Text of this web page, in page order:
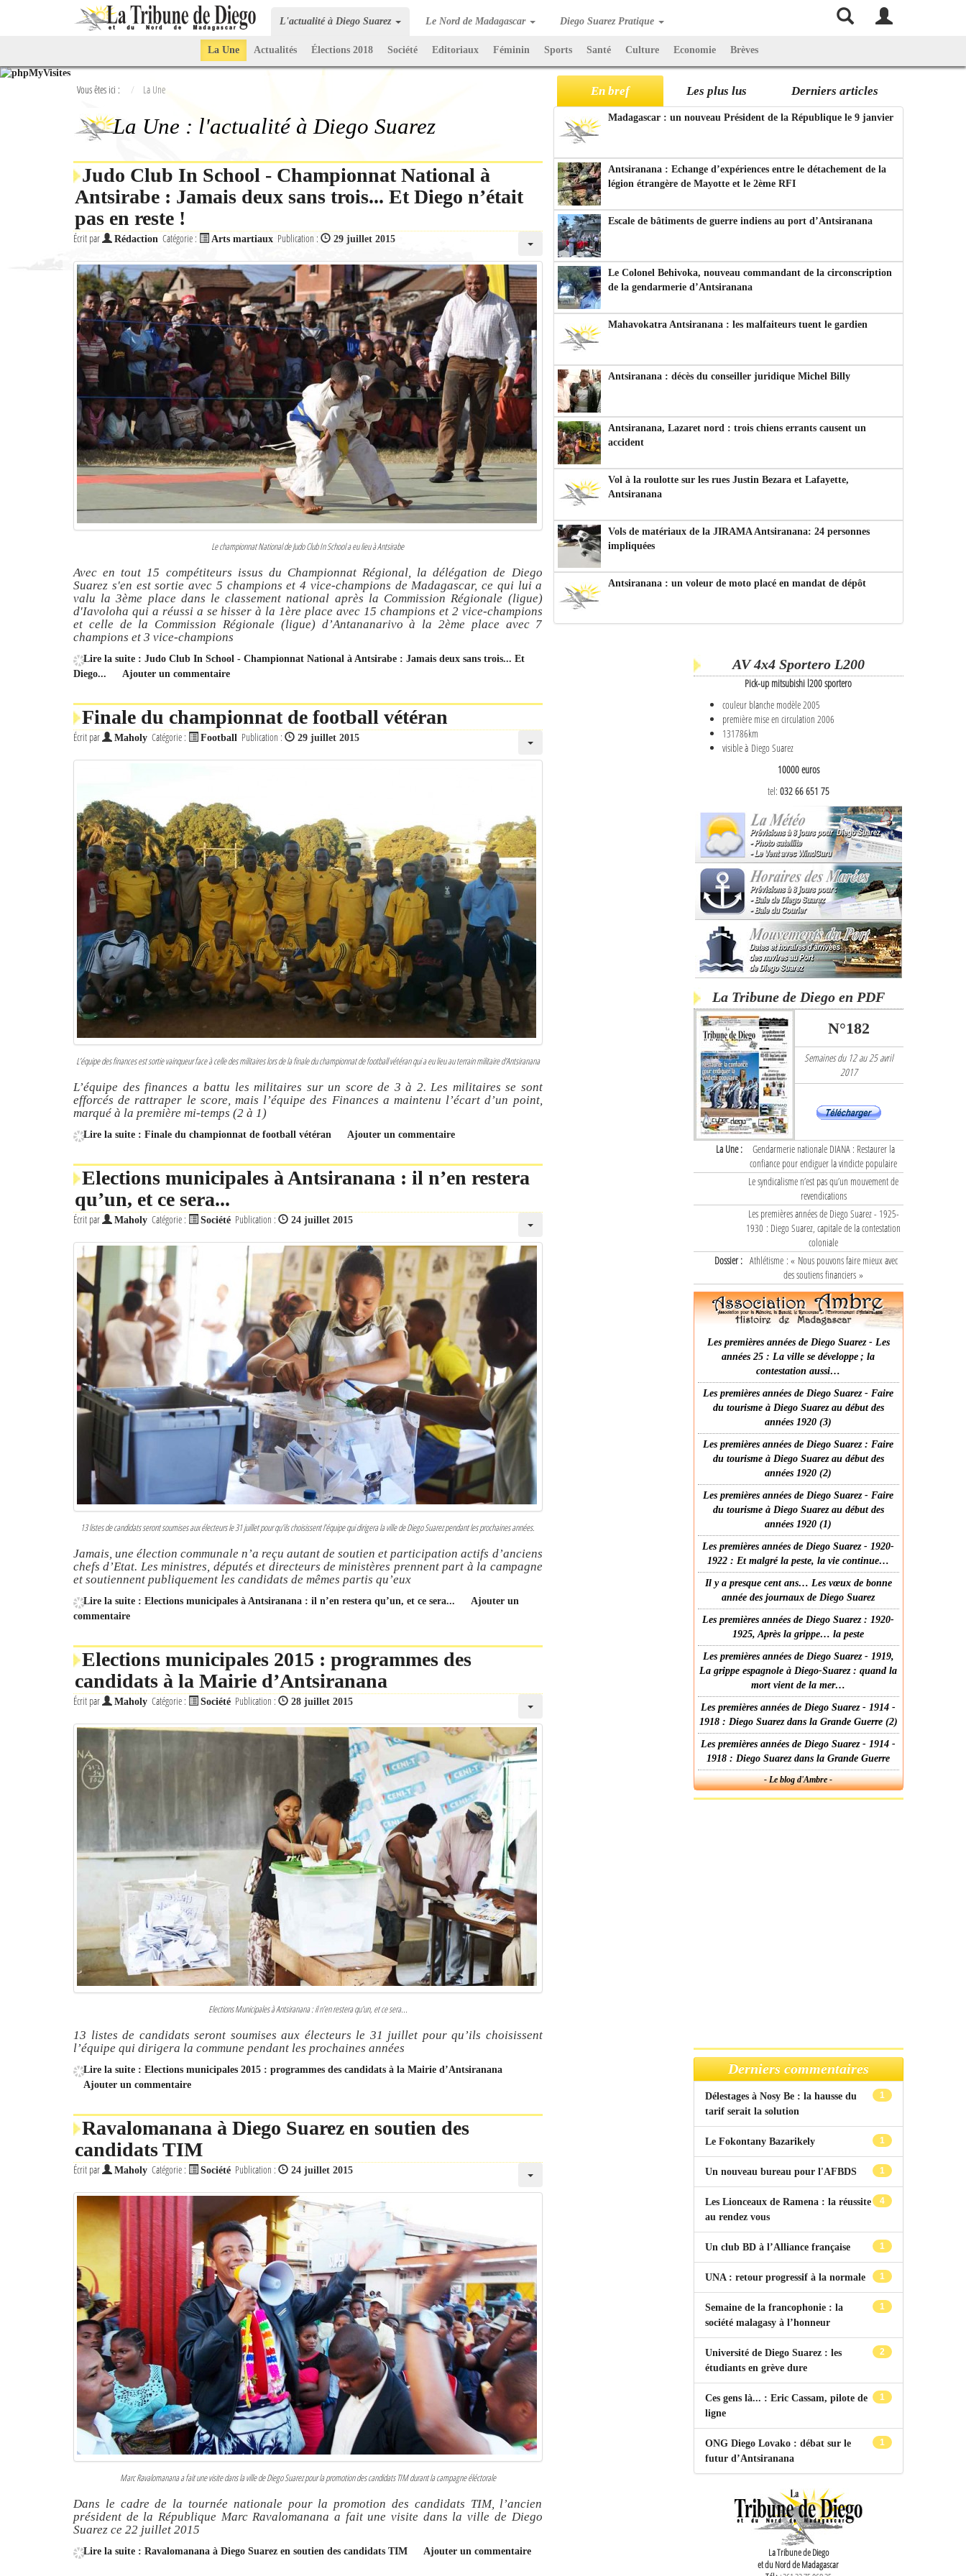
L'actualité à Diego Suarez Le Nord de Madagascar Diego Suarez Pratique
La Une Actualités Élections 2018 Société Editoriaux Féminin Sports Santé Culture Economie Brèves
Vous êtes ici : La Une
La Une : l'actualité à Diego Suarez
Judo Club In School - Championnat National à
Antsirabe : Jamais deux sans trois... Et Diego n’était
pas en reste !
Écrit par Rédaction Catégorie : Arts martiaux Publication : 29 juillet 2015
Le championnat National de Judo Club In School a eu lieu à Antsirabe
Avec en tout 15 compétiteurs issus du Championnat Régional, la délégation de Diego
Suarez s'en est sortie avec 5 champions et 4 vice-champions de Madagascar, ce qui lui a
valu la 3ème place dans le classement national après la Commission Régionale (ligue)
d'Iavoloha qui a réussi a se hisser à la 1ère place avec 15 champions et 2 vice-champions
et celle de la Commission Régionale (ligue) d’Antananarivo à la 2ème place avec 7
champions et 3 vice-champions
Lire la suite : Judo Club In School - Championnat National à Antsirabe : Jamais deux sans trois... Et
Diego...
Ajouter un commentaire
Finale du championnat de football vétéran
Écrit par Maholy Catégorie : Football Publication : 29 juillet 2015
L’équipe des finances est sortie vainqueur face à celle des militaires lors de la finale du championnat de football vétéran qui a eu lieu au terrain militaire d'Antsiranana
L’équipe des finances a battu les militaires sur un score de 3 à 2. Les militaires se sont
efforcés de rattraper le score, mais l’équipe des Finances a maintenu l’écart d’un point,
marqué à la première mi-temps (2 à 1)
Lire la suite : Finale du championnat de football vétéran Ajouter un commentaire
Elections municipales à Antsiranana : il n’en restera
qu’un, et ce sera...
Écrit par Maholy Catégorie : Société Publication : 24 juillet 2015
13 listes de candidats seront soumises aux électeurs le 31 juillet pour qu’ils choisissent l’équipe qui dirigera la ville de Diego Suarez pendant les prochaines années.
Jamais, une élection communale n’a reçu autant de soutien et participation actifs d’anciens
chefs d’Etat. Les ministres, députés et directeurs de ministères prennent part à la campagne
et soutiennent publiquement les candidats de mêmes partis qu’eux
Lire la suite : Elections municipales à Antsiranana : il n’en restera qu’un, et ce sera...
Ajouter un
commentaire
Elections municipales 2015 : programmes des
candidats à la Mairie d’Antsiranana
Écrit par Maholy Catégorie : Société Publication : 28 juillet 2015
Elections Municipales à Antsiranana : il n’en restera qu’un, et ce sera...
13 listes de candidats seront soumises aux électeurs le 31 juillet pour qu’ils choisissent
l’équipe qui dirigera la commune pendant les prochaines années
Lire la suite : Elections municipales 2015 : programmes des candidats à la Mairie d’Antsiranana
Ajouter un commentaire
Ravalomanana à Diego Suarez en soutien des
candidats TIM
Écrit par Maholy Catégorie : Société Publication : 24 juillet 2015
Marc Ravalomanana a fait une visite dans la ville de Diego Suarez pour la promotion des candidats TIM durant la campagne éléctorale
Dans le cadre de la tournée nationale pour la promotion des candidats TIM, l’ancien
président de la République Marc Ravalomanana a fait une visite dans la ville de Diego
Suarez ce 22 juillet 2015
Lire la suite : Ravalomanana à Diego Suarez en soutien des candidats TIM Ajouter un commentaire
En bref Les plus lus Derniers articles
Madagascar : un nouveau Président de la République le 9 janvier
Antsiranana : Echange d’expériences entre le détachement de la
légion étrangère de Mayotte et le 2ème RFI
Escale de bâtiments de guerre indiens au port d’Antsiranana
Le Colonel Behivoka, nouveau commandant de la circonscription
de la gendarmerie d’Antsiranana
Mahavokatra Antsiranana : les malfaiteurs tuent le gardien
Antsiranana : décès du conseiller juridique Michel Billy
Antsiranana, Lazaret nord : trois chiens errants causent un
accident
Vol à la roulotte sur les rues Justin Bezara et Lafayette,
Antsiranana
Vols de matériaux de la JIRAMA Antsiranana: 24 personnes
impliquées
Antsiranana : un voleur de moto placé en mandat de dépôt
AV 4x4 Sportero L200
Pick-up mitsubishi l200 sportero
couleur blanche modèle 2005
première mise en circulation 2006
131786km
visible à Diego Suarez
10000 euros
tel: 032 66 651 75
La Tribune de Diego en PDF
N°182
Semaines du 12 au 25 avril
2017
La Une :
Gendarmerie nationale DIANA : Restaurer la
confiance pour endiguer la vindicte populaire
Le syndicalisme n’est pas qu’un mouvement de
revendications
Les premières années de Diego Suarez - 1925-
1930 : Diego Suarez, capitale de la contestation
coloniale
Dossier : Athlétisme : « Nous pouvons faire mieux avec
des soutiens financiers »
Les premières années de Diego Suarez - Les
années 25 : La ville se développe ; la
contestation aussi…
Les premières années de Diego Suarez - Faire
du tourisme à Diego Suarez au début des
années 1920 (3)
Les premières années de Diego Suarez : Faire
du tourisme à Diego Suarez au début des
années 1920 (2)
Les premières années de Diego Suarez - Faire
du tourisme à Diego Suarez au début des
années 1920 (1)
Les premières années de Diego Suarez - 1920-
1922 : Et malgré la peste, la vie continue…
Il y a presque cent ans… Les vœux de bonne
année des journaux de Diego Suarez
Les premières années de Diego Suarez : 1920-
1925, Après la grippe… la peste
Les premières années de Diego Suarez - 1919,
La grippe espagnole à Diego-Suarez : quand la
mort vient de la mer…
Les premières années de Diego Suarez - 1914 -
1918 : Diego Suarez dans la Grande Guerre (2)
Les premières années de Diego Suarez - 1914 -
1918 : Diego Suarez dans la Grande Guerre
- Le blog d'Ambre -
Derniers commentaires
1
Délestages à Nosy Be : la hausse du
tarif serait la solution
1
Le Fokontany Bazarikely
1
Un nouveau bureau pour l'AFBDS
4
Les Lionceaux de Ramena : la réussite
au rendez vous
1
Un club BD à l’Alliance française
1
UNA : retour progressif à la normale
1
Semaine de la francophonie : la
société malagasy à l’honneur
2
Université de Diego Suarez : les
étudiants en grève dure
1
Ces gens là... : Eric Cassam, pilote de
ligne
1
ONG Diego Lovako : débat sur le
futur d’Antsiranana
La Tribune de Diego
et du Nord de Madagascar